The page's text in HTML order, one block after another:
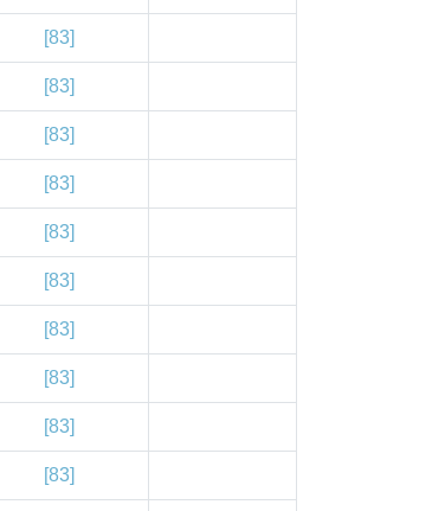
[83]
[83]
[83]
[83]
[83]
[83]
[83]
[83]
[83]
[83]